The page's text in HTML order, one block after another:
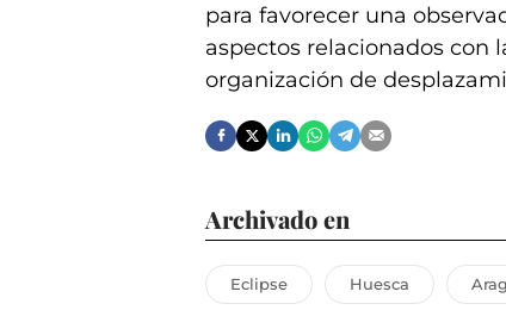
para favorecer una
aspectos relacionados con
organización de
Archivado en
Eclipse Huesca